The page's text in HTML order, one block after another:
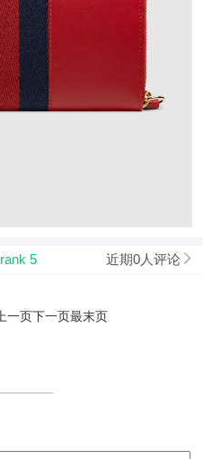
近期0人评论
上一页下一页最末页